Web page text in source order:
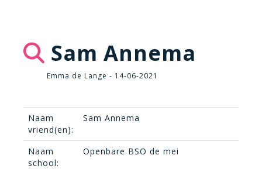
Sam Annema
Emma de Lange - 14-06-2021
Naam
vriend(en):
Sam Annema
Naam
school:
Openbare BSO de mei